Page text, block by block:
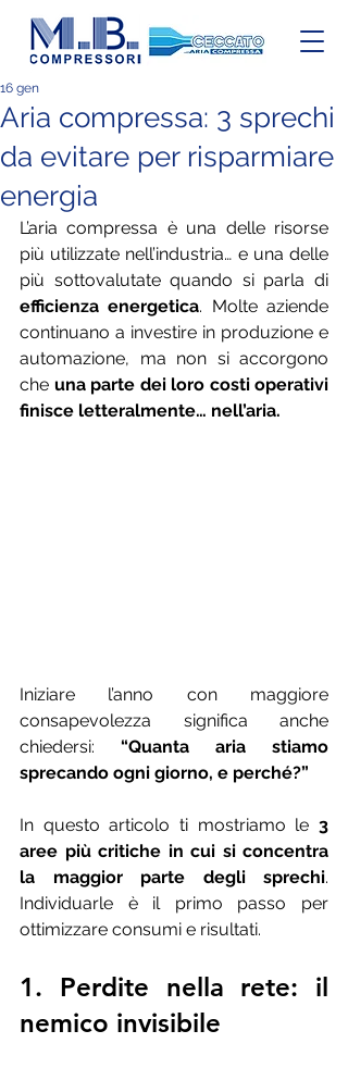
Aria compressa: 3 sprechi
da evitare per risparmiare
energia
16 gen
L’aria compressa è una delle risorse
più utilizzate nell’industria… e una delle
efficienza energetica. Molte aziende
continuano a investire in produzione e
automazione, ma non si accorgono
che una parte dei loro costi operativi
finisce letteralmente… nell’aria.
Iniziare l’anno con maggiore
consapevolezza significa anche
chiedersi: “Quanta aria stiamo
sprecando ogni giorno, e perché?”
In questo articolo ti mostriamo le 3
aree più critiche in cui si concentra
la maggior parte degli sprechi.
Individuarle è il primo passo per
ottimizzare consumi e risultati.
1. Perdite nella rete: il
nemico invisibile